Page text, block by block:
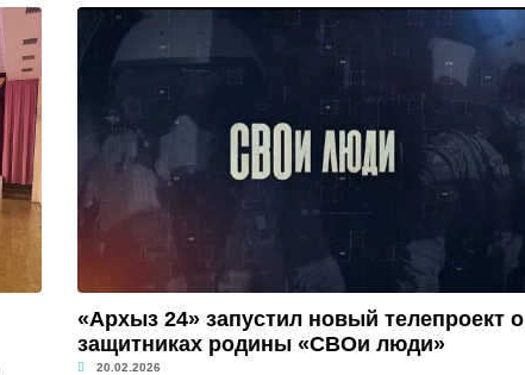
«Архыз 24» запустил новый телепроект о
защитниках родины «СВОи люди»
20.02.2026